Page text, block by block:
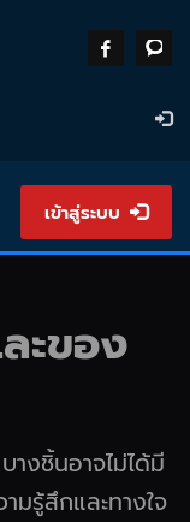
เข้าสู่ระบบ
ะของ
งชิ้นอาจไม่ได้มี
มรู้สึกและทางใจ